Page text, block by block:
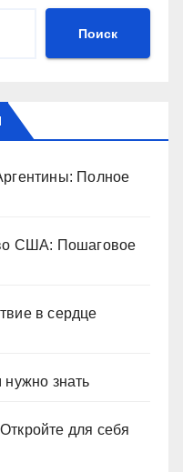
Поиск
Полное
США: Пошаговое
в сердце
знать
для себя